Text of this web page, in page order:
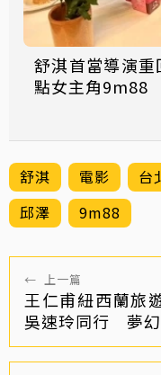
舒淇首當導演
點女主角9m88
舒淇 電影 台
邱澤
9m88
← 上一篇
王仁甫紐西蘭旅
吳速玲同行 夢